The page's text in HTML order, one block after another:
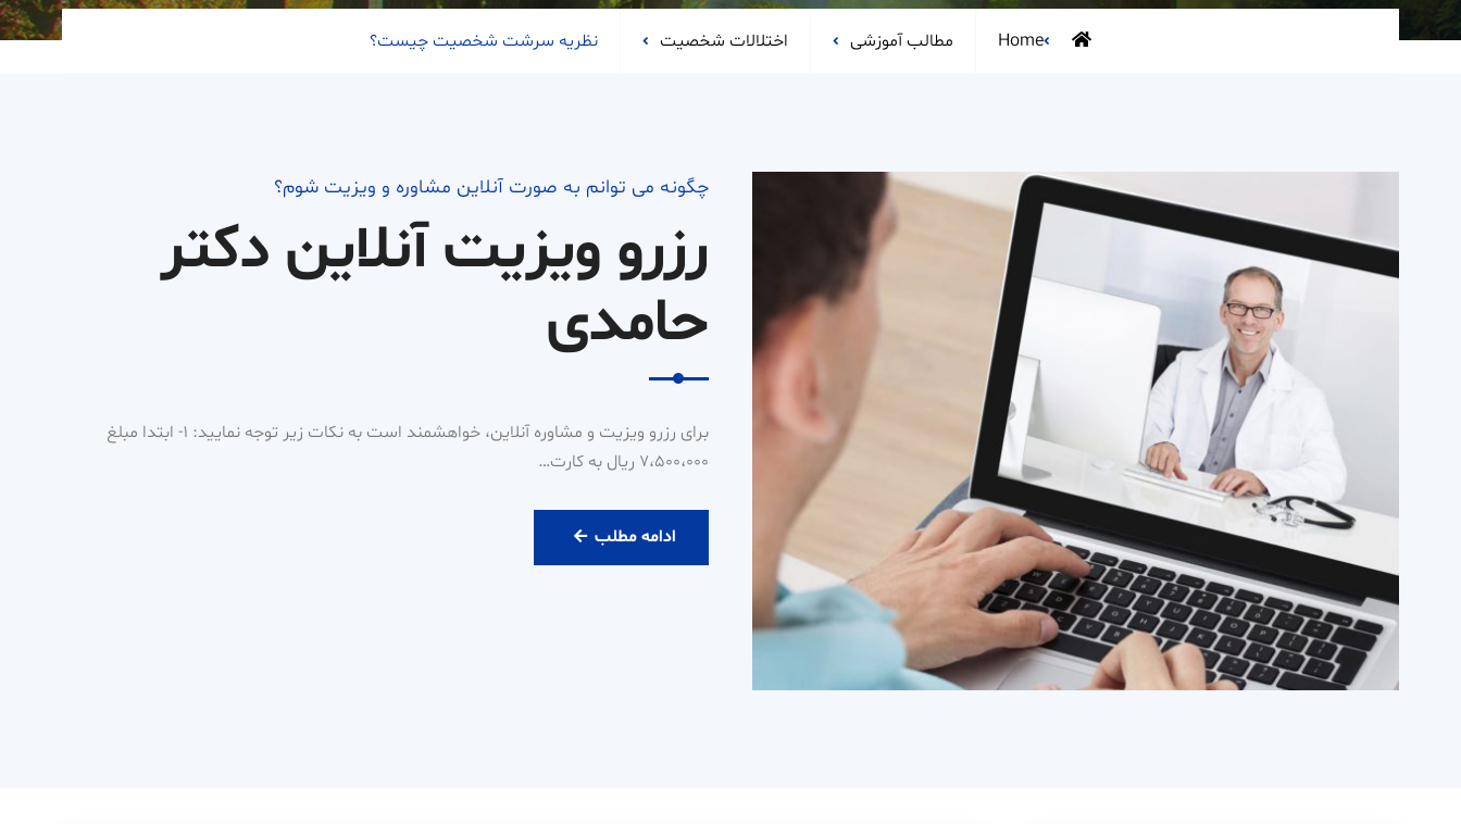
Home مطالب آموزشی اختلالات شخصیت نظریه سرشت شخصیت چیست؟
چگونه می توانم به صورت آنلاین مشاوره و ویزیت شوم؟
رزرو ویزیت آنلاین دکتر
حامدی
برای رزرو ویزیت و مشاوره آنلاین، خواهشمند است به نکات زیر توجه نمایید: ۱- ابتدا مبلغ
۷،۵۰۰،۰۰۰ ریال به کارت…
ادامه مطلبرزرو
ویزیت